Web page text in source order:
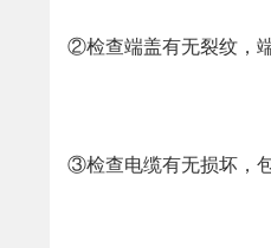
②检查端盖有无裂纹，
③检查电缆有无损坏，